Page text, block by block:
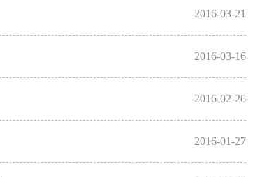
2016-03-21
2016-03-16
2016-02-26
2016-01-27